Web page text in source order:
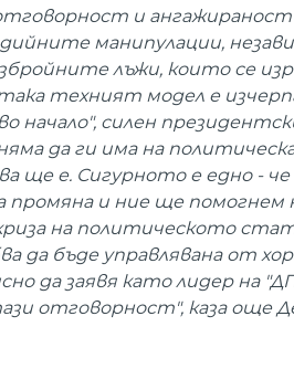
и ангажираност
манипулации,
лъжи, които се
техният модел е
силен
да ги има на
ще е. Сигурното е едно -
промяна и ние ще помогнем
на политическото
да бъде управлявана от
да заявя като лидер на
отговорност", каза още